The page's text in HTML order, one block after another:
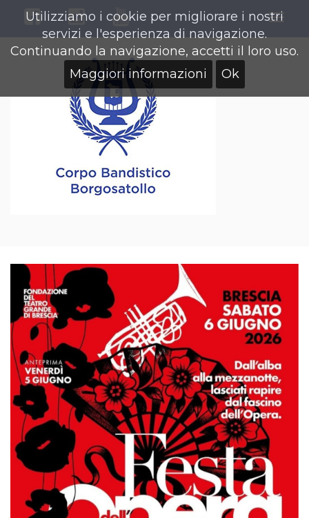
Utilizziamo i cookie per migliorare i nostri
servizi e l'esperienza di navigazione.
Continuando la navigazione, accetti il loro uso.
Maggiori informazioni
Ok